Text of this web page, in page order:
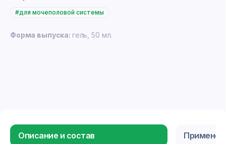
#для мочеполовой системы
Форма выпуска: гель, 50 мл.
Описание и состав